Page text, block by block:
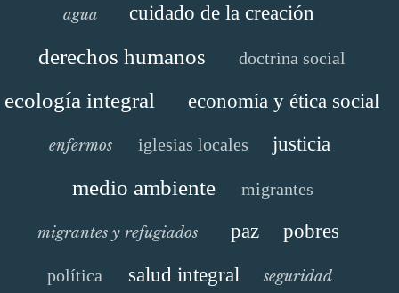
agua cuidado de la creación
derechos humanos doctrina social
ecología integral economía y ética social
enfermos iglesias locales justicia
medio ambiente migrantes
migrantes y refugiados paz pobres
política salud integral seguridad